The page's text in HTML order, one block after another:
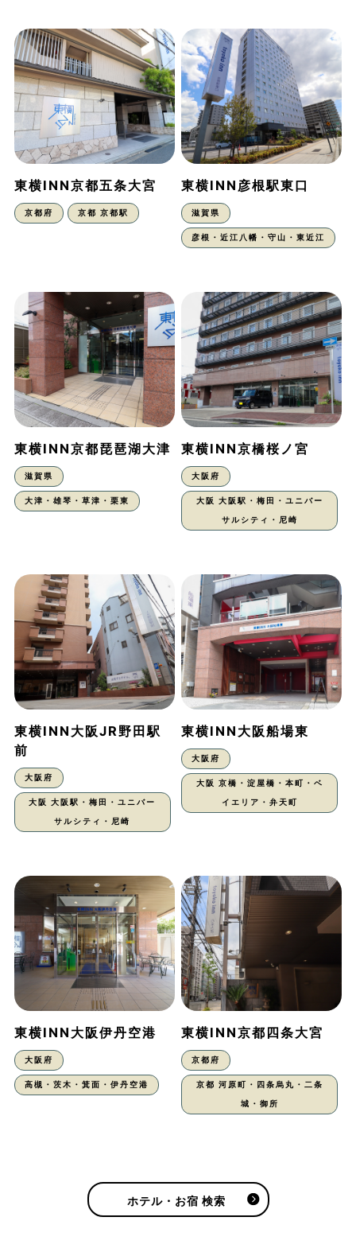
東横INN京都五条大宮
京都府 京都 京都駅
東横INN彦根駅東口
滋賀県
彦根・近江八幡・守山・東近江
東横INN京都琵琶湖大津
滋賀県
大津・雄琴・草津・栗東
東横INN京橋桜ノ宮
大阪府
大阪 大阪駅・梅田・ユニバー
サルシティ・尼崎
東横INN大阪JR野田駅
前
大阪府
大阪 大阪駅・梅田・ユニバー
サルシティ・尼崎
東横INN大阪船場東
大阪府
大阪 京橋・淀屋橋・本町・ベ
イエリア・弁天町
東横INN大阪伊丹空港
大阪府
高槻・茨木・箕面・伊丹空港
東横INN京都四条大宮
京都府
京都 河原町・四条烏丸・二条
城・御所
ホテル・お宿 検索